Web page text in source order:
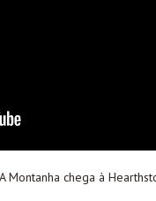
A Montanha chega à